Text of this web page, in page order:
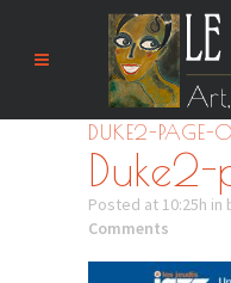
DUKE2-PAGE-
Posted at 10:25h in
Comments